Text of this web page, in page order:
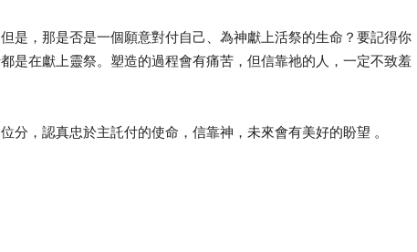
是，那是否是一個願意對付自己、為神獻上活祭的生命？要記得你
是在獻上靈祭。塑造的過程會有痛苦，但信靠祂的人，一定不致羞
分，認真忠於主託付的使命，信靠神，未來會有美好的盼望 。